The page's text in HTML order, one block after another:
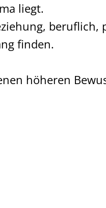
liegt.
finden.
höheren